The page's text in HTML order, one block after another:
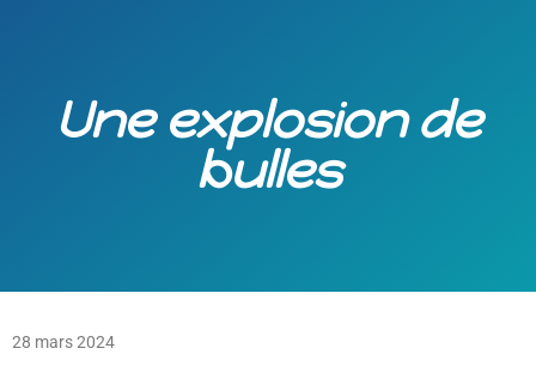
Une explosion de
bulles
28 mars 2024